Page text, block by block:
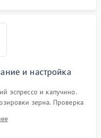
и настройка
эспрессо и капучино.
зерна. Проверка
напитка и
отсутствия посторонних